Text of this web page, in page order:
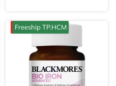
Freeship TP.HCM